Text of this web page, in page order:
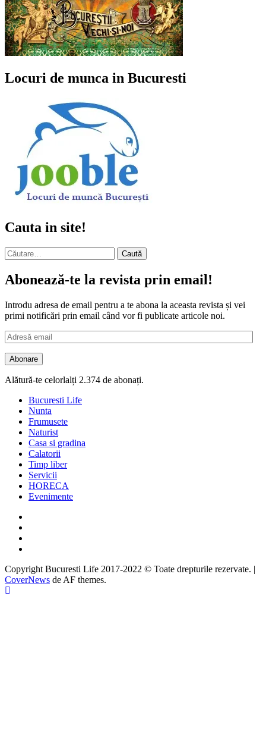
Locuri de munca in Bucuresti
Cauta in site!
Caută
după:
Abonează-te la revista prin email!
Introdu adresa de email pentru a te abona la aceasta revista și vei
primi notificări prin email când vor fi publicate articole noi.
Adresă
email
Abonare
Alătură-te celorlalți 2.374 de abonați.
Bucuresti Life
Nunta
Frumusete
Naturist
Casa si gradina
Calatorii
Timp liber
Servicii
HORECA
Evenimente
Copyright Bucuresti Life 2017-2022 © Toate drepturile rezervate. |
CoverNews de AF themes.